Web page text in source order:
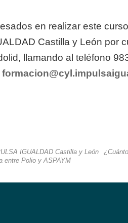
en realizar este
Castilla y León por
llamando al teléfono
IGUALDAD Castilla y León
entre Polio y ASPAYM